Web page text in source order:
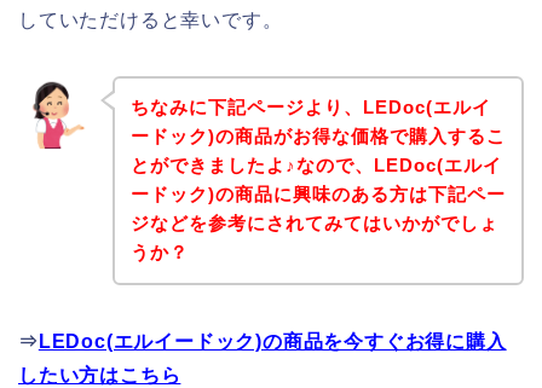
していただけると幸いです。
ちなみに下記ページより、LEDoc(エルイ
ードック)の商品がお得な価格で購入するこ
とができましたよ♪なので、LEDoc(エルイ
ードック)の商品に興味のある方は下記ペー
ジなどを参考にされてみてはいかがでしょ
うか？
⇒ LEDoc(エルイードック)の商品を今すぐお得に購入
したい方はこちら